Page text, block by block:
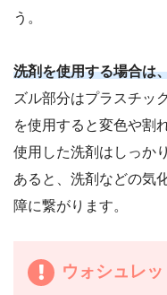
う。
洗剤を使用する場合は
ズル部分はプラスチッ
を使用すると変色や割
使用した洗剤はしっか
あると、洗剤などの気
障に繋がります。
ウォシュレ